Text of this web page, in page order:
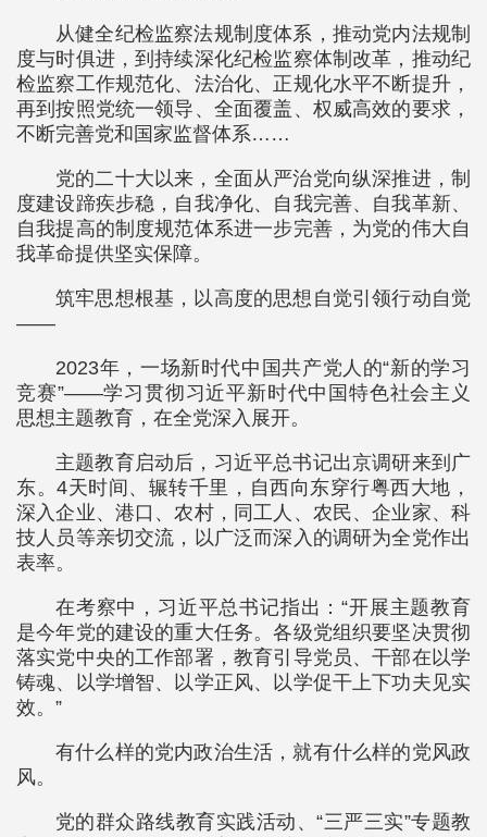
从健全纪检监察法规制度体系，推动党内法规制
度与时俱进，到持续深化纪检监察体制改革，推动纪
检监察工作规范化、法治化、正规化水平不断提升，
再到按照党统一领导、全面覆盖、权威高效的要求，
不断完善党和国家监督体系……
党的二十大以来，全面从严治党向纵深推进，制
度建设蹄疾步稳，自我净化、自我完善、自我革新、
自我提高的制度规范体系进一步完善，为党的伟大自
我革命提供坚实保障。
筑牢思想根基，以高度的思想自觉引领行动自觉
——
2023年，一场新时代中国共产党人的“新的学习
竞赛”——学习贯彻习近平新时代中国特色社会主义
思想主题教育，在全党深入展开。
主题教育启动后，习近平总书记出京调研来到广
东。4天时间、辗转千里，自西向东穿行粤西大地，
深入企业、港口、农村，同工人、农民、企业家、科
技人员等亲切交流，以广泛而深入的调研为全党作出
表率。
在考察中，习近平总书记指出：“开展主题教育
是今年党的建设的重大任务。各级党组织要坚决贯彻
落实党中央的工作部署，教育引导党员、干部在以学
铸魂、以学增智、以学正风、以学促干上下功夫见实
效。”
有什么样的党内政治生活，就有什么样的党风政
风。
党的群众路线教育实践活动、“三严三实”专题教